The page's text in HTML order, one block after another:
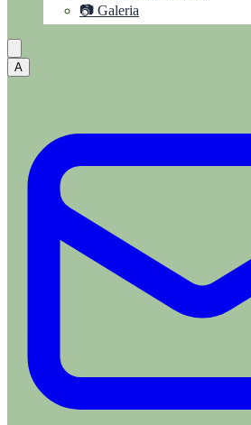
📷 Galeria
A